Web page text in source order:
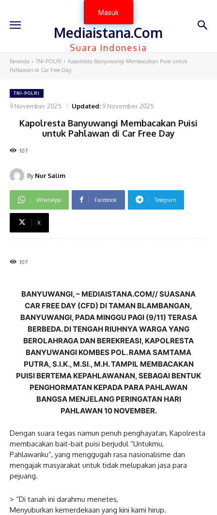
Masuk
Mediaistana.Com
Suara Indonesia
Beranda TNI-POLRI
Kapolresta Banyuwangi Membacakan Puisi untuk
Pahlawan di Car Free Day
TNI-POLRI
9 November 2025 Updated: 9 November 2025
Kapolresta Banyuwangi Membacakan Puisi
untuk Pahlawan di Car Free Day
107
By Nur Salim
WhatsApp Facebook Telegram
X
107
BANYUWANGI, – MEDIAISTANA.COM// SUASANA
CAR FREE DAY (CFD) DI TAMAN BLAMBANGAN,
BANYUWANGI, PADA MINGGU PAGI (9/11) TERASA
BERBEDA. DI TENGAH RIUHNYA WARGA YANG
BEROLAHRAGA DAN BEREKREASI, KAPOLRESTA
BANYUWANGI KOMBES POL. RAMA SAMTAMA
PUTRA, S.I.K., M.SI., M.H. TAMPIL MEMBACAKAN
PUISI BERTEMA KEPAHLAWANAN, SEBAGAI BENTUK
PENGHORMATAN KEPADA PARA PAHLAWAN
BANGSA MENJELANG PERINGATAN HARI
PAHLAWAN 10 NOVEMBER.
Dengan suara tegas namun penuh penghayatan, Kapolresta
membacakan bait-bait puisi berjudul “Untukmu,
Pahlawanku”, yang menggugah rasa nasionalisme dan
mengajak masyarakat untuk tidak melupakan jasa para
pejuang.
> “Di tanah ini darahmu menetes,
Menyuburkan kemerdekaan yang kini kami hirup.